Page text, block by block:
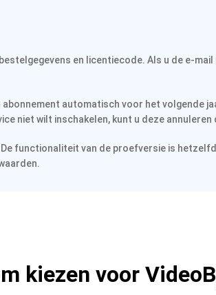
en licentiecode. Als u de e-
abonnement automatisch voor het volgende
niet wilt inschakelen, kunt u deze
functionaliteit van de proefversie is
kiezen voor